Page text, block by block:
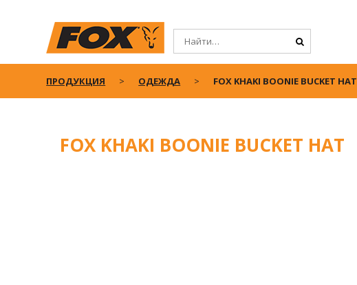
ПРОДУКЦИЯ ОДЕЖДА FOX KHAKI BOONIE BUCKET HAT
FOX KHAKI BOONIE BUCKET HAT